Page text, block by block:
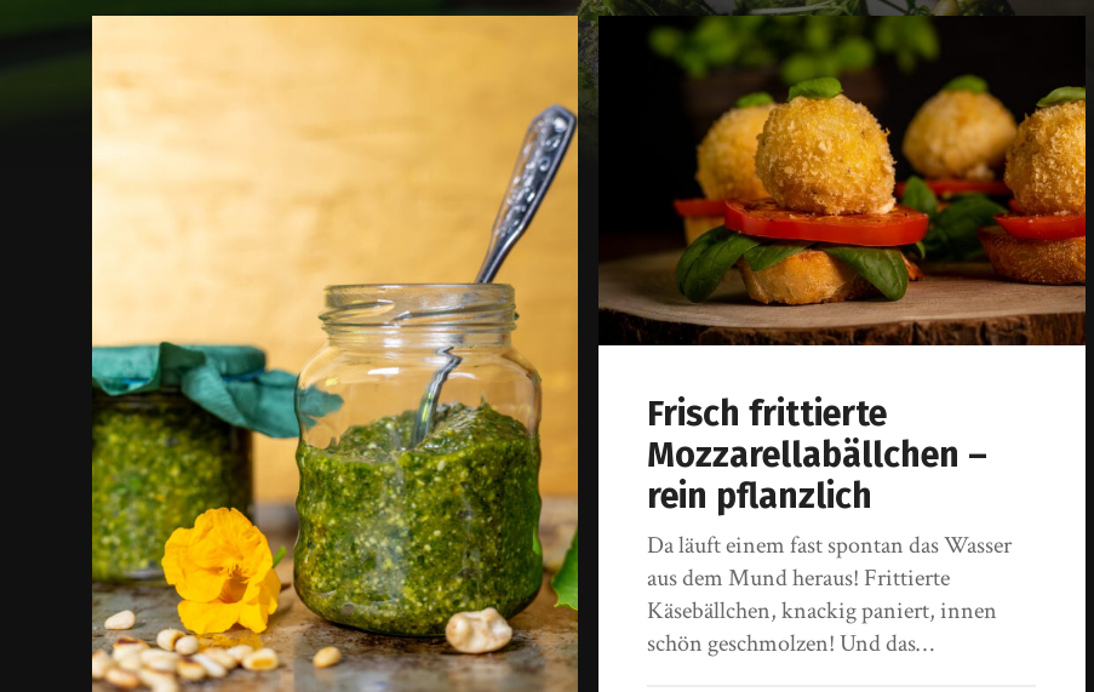
Frisch frittierte
Mozzarellabällchen –
rein pflanzlich
Da läuft einem fast spontan das Wasser
aus dem Mund heraus! Frittierte
Käsebällchen, knackig paniert, innen
schön geschmolzen! Und das…